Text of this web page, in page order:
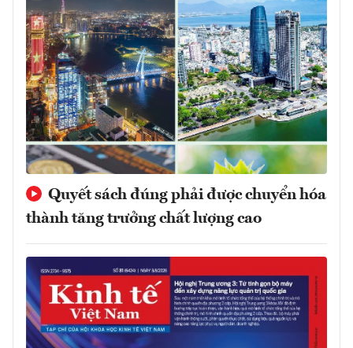
Quyết sách đúng phải được chuyển hóa
thành tăng trưởng chất lượng cao